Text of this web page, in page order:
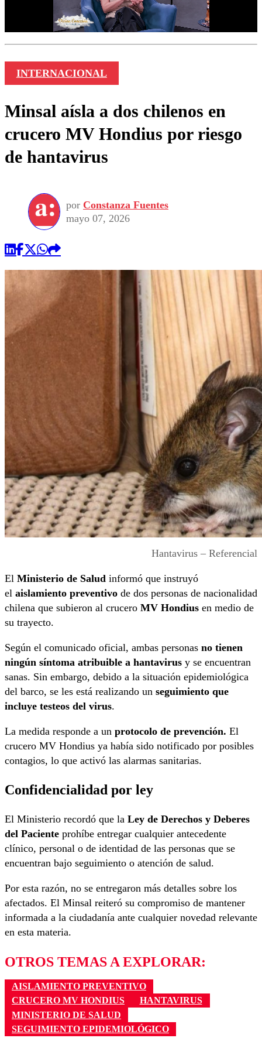
INTERNACIONAL
Minsal aísla a dos chilenos en
crucero MV Hondius por riesgo
de hantavirus
por Constanza Fuentes
mayo 07, 2026
Hantavirus – Referencial
El Ministerio de Salud informó que instruyó
el aislamiento preventivo de dos personas de nacionalidad
chilena que subieron al crucero MV Hondius en medio de
su trayecto.
Según el comunicado oficial, ambas personas no tienen
ningún síntoma atribuible a hantavirus y se encuentran
sanas. Sin embargo, debido a la situación epidemiológica
del barco, se les está realizando un seguimiento que
incluye testeos del virus.
La medida responde a un protocolo de prevención. El
crucero MV Hondius ya había sido notificado por posibles
contagios, lo que activó las alarmas sanitarias.
Confidencialidad por ley
El Ministerio recordó que la Ley de Derechos y Deberes
del Paciente prohíbe entregar cualquier antecedente
clínico, personal o de identidad de las personas que se
encuentran bajo seguimiento o atención de salud.
Por esta razón, no se entregaron más detalles sobre los
afectados. El Minsal reiteró su compromiso de mantener
informada a la ciudadanía ante cualquier novedad relevante
en esta materia.
OTROS TEMAS A EXPLORAR:
AISLAMIENTO PREVENTIVO
CRUCERO MV HONDIUS
HANTAVIRUS
MINISTERIO DE SALUD
SEGUIMIENTO EPIDEMIOLÓGICO